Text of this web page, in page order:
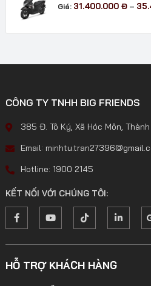
Giá: 31.400.000 Đ –
CÔNG TY TNHH BIG FRIENDS
385 Đ. Tô Ký, Xã Hóc Môn,
Email:
Hotline: 1900 2145
KẾT NỐI VỚI CHÚNG TÔI:
HỖ TRỢ KHÁCH HÀNG